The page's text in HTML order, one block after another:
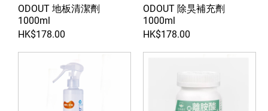
ODOUT 地板清潔劑
1000ml
HK$178.00
ODOUT 除狊補充劑
1000ml
HK$178.00